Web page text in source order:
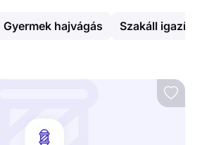
Gyermek hajvágás Szakáll igazítás